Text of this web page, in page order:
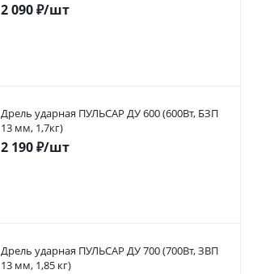
2 090₽/шт
Дрель ударная ПУЛЬСАР ДУ 600 (600Вт, БЗП
13 мм, 1,7кг)
2 190₽/шт
Дрель ударная ПУЛЬСАР ДУ 700 (700Вт, ЗВП
13 мм, 1,85 кг)